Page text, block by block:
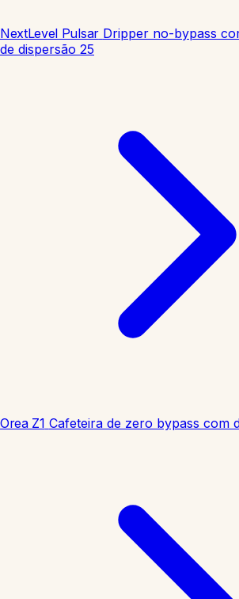
NextLevel Pulsar Dripper no-bypass
de dispersão 25
Orea Z1 Cafeteira de zero bypass com